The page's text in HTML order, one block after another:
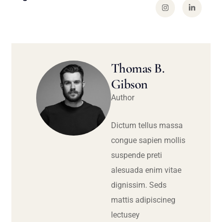
Thomas B.
Gibson
Author
Dictum tellus massa
congue sapien mollis
suspende preti
alesuada enim vitae
dignissim. Seds
mattis adipiscineg
lectusey